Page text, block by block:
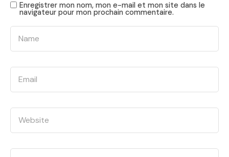
Enregistrer mon nom, mon e-mail et mon site dans le
navigateur pour mon prochain commentaire.